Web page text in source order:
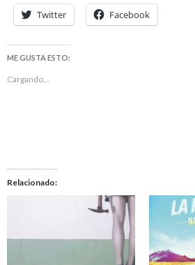
Twitter Facebook
ME GUSTA ESTO:
Cargando...
Relacionado